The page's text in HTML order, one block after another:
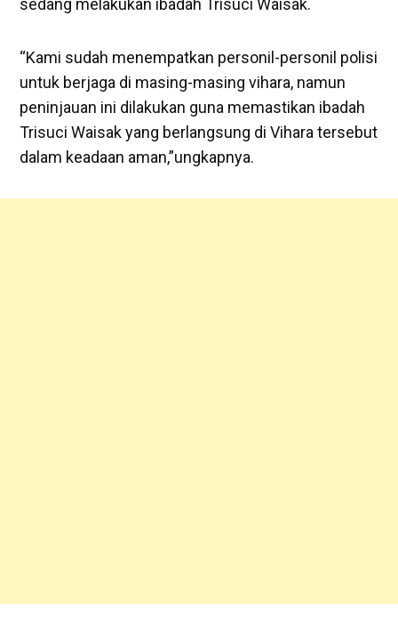
“Kami sudah menempatkan personil-personil polisi
untuk berjaga di masing-masing vihara, namun
peninjauan ini dilakukan guna memastikan ibadah
Trisuci Waisak yang berlangsung di Vihara tersebut
dalam keadaan aman,”ungkapnya.